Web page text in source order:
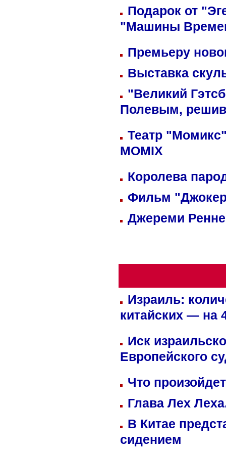
Подарок от
"Машины
Премьеру
Выставка
"Великий
Полевым,
Театр
MOMIX
Королева
Фильм
Джереми
Израиль:
китайских — на
Иск
Европейского
Что
Глава Лех
В Китае
сидением